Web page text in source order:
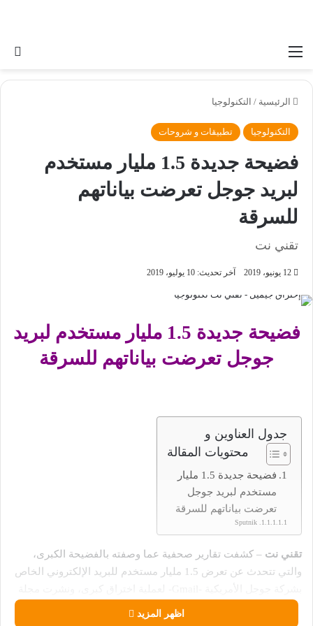
القائمة
الرئيسية / التكنولوجيا
التكنولوجيا تطبيقات و شروحات
فضيحة جديدة 1.5 مليار مستخدم
لبريد جوجل تعرضت بياناتهم
للسرقة
تقني نت
12 يونيو، 2019 آخر تحديث: 10 يوليو، 2019
فضيحة جديدة 1.5 مليار مستخدم لبريد
جوجل تعرضت بياناتهم للسرقة
جدول العناوين و
محتويات المقالة
فضيحة جديدة 1.5 مليار
مستخدم لبريد جوجل
تعرضت بياناتهم للسرقة
Sputnik
تقني نت – كشفت تقارير صحفية عما وصفته بالفضيحة الكبرى،
والتي تتحدث عن تعرض 1.5 مليار مستخدم للبريد الإلكتروني الخاص
لبريد Gmail قد تعرضوا لهجوم بسرقة بيانات اعتمادهم.
اظهر المزيد